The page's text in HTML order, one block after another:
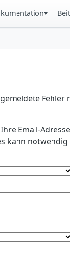
Email-
kann